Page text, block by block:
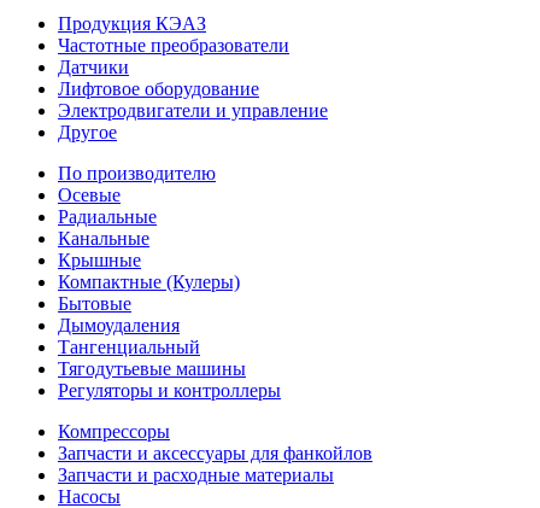
Продукция КЭАЗ
Частотные преобразователи
Датчики
Лифтовое оборудование
Электродвигатели и управление
Другое
По производителю
Осевые
Радиальные
Канальные
Крышные
Компактные (Кулеры)
Бытовые
Дымоудаления
Тангенциальный
Тягодутьевые машины
Регуляторы и контроллеры
Компрессоры
Запчасти и аксессуары для фанкойлов
Запчасти и расходные материалы
Насосы